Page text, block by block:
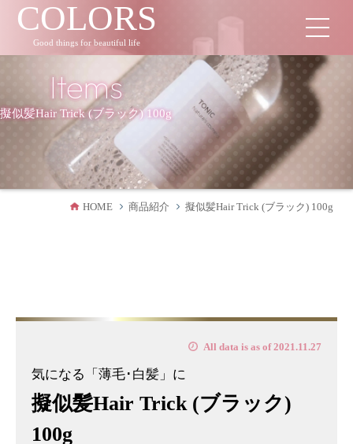
COLORS
Good things for beautiful life
Items
擬似髪Hair Trick (ブラック) 100g
HOME 商品紹介 擬似髪Hair Trick (ブラック) 100g
気になる「薄毛･白髪」に
擬似髪Hair Trick (ブラック)
100g
All data is as of 2021.11.27